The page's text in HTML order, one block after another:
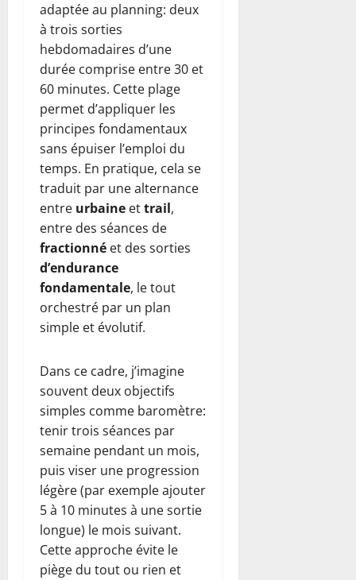
adaptée au planning: deux
à trois sorties
hebdomadaires d’une
durée comprise entre 30 et
60 minutes. Cette plage
permet d’appliquer les
principes fondamentaux
sans épuiser l’emploi du
temps. En pratique, cela se
traduit par une alternance
entre urbaine ettrail,
entre des séances de
fractionné et des sorties
d’endurance
fondamentale, le tout
orchestré par un plan
simple et évolutif.
Dans ce cadre, j’imagine
souvent deux objectifs
simples comme baromètre:
tenir trois séances par
semaine pendant un mois,
puis viser une progression
légère (par exemple ajouter
5 à 10 minutes à une sortie
longue) le mois suivant.
Cette approche évite le
piège du tout ou rien et